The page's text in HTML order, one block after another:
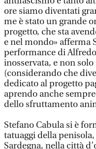
ore siamo diventati
me è stato un grande
progetto, che sta
e nel mondo» afferma
performance di
inosservata, e non
(considerando che
dedicato al progetto
aprendo anche
dello sfruttamento
Stefano Cabula si è
tatuaggi della
Sardegna, nella città